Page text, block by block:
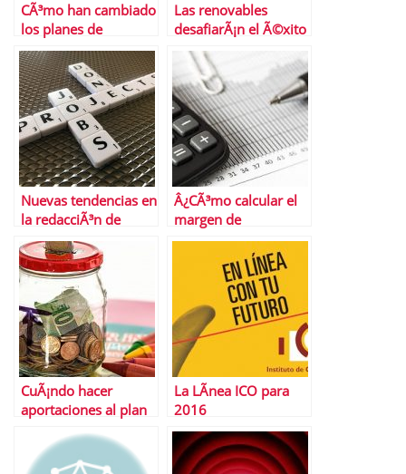
CÃ³mo han cambiado
los planes de
transporte en
Semana Santa las
restricciones
Las renovables
desafiarÃ¡n el Ã©xito
del gas natural a
largo plazo
Nuevas tendencias en
la redacciÃ³n de
curriculums que
debes conocer
Â¿CÃ³mo calcular el
margen de
contribuciÃ³n?
CuÃ¡ndo hacer
aportaciones al plan
La LÃ­nea ICO para
2016